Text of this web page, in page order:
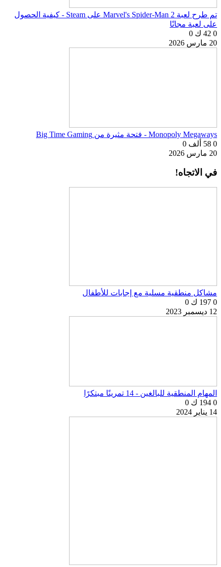
تم طرح لعبة Marvel's Spider-Man 2 على Steam - كيفية الحصول
على لعبة مجانًا
0 42 ك
0
20 مارس 2026
Monopoly Megaways - فتحة مثيرة من Big Time Gaming
0 58 ألف
0
20 مارس 2026
في الاتجاه!
مشاكل منطقية مسلية مع إجابات للأطفال
0 197 ك
0
12 ديسمبر 2023
المهام المنطقية للبالغين - 14 تمرينًا مبتكرًا
0 194 ك
0
14 يناير 2024